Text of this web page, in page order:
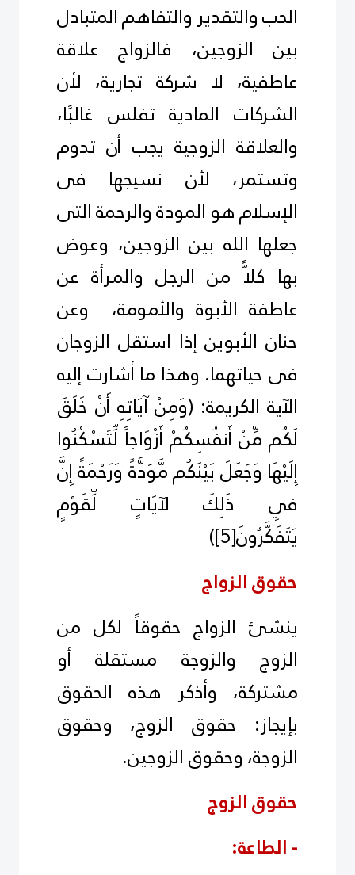
الحب والتقدير والتفاهم المتبادل
بين الزوجين، فالزواج علاقة
عاطفية، لا شركة تجارية، لأن
الشركات المادية تفلس غالبًا،
والعلاقة الزوجية يجب أن تدوم
وتستمر، لأن نسيجها فى
الإسلام هو المودة والرحمة التى
جعلها الله بين الزوجين، وعوض
بها كلاًّ من الرجل والمـرأة عن
عاطفة الأبوة والأمومة، وعن
حنان الأبوين إذا استقل الزوجان
فى حياتهما. وهذا ما أشارت إليه
الآية الكريمة: )وَمِنْ آيَاتِهِ أَنْ خَلَقَ
لَكُم مِّنْ أَنفُسِكُمْ أَزْوَاجاً لِّتَسْكُنُوا
إِلَيْهَا وَجَعَلَ بَيْنَكُم مَّوَدَّةً وَرَحْمَةً إِنَّ
فِي ذَلِكَ لآيَاتٍ لِّقَوْمٍ
يَتَفَكَّرُونَ[5]
(
حقوق الزواج
ينشئ الزواج حقوقاً لكل من
الزوج والزوجة مستقلة أو
مشتركة، وأذكر هذه الحقوق
بإيجاز: حقوق الزوج، وحقوق
الزوجة، وحقوق الزوجين.
حقوق الزوج
- الطاعة: